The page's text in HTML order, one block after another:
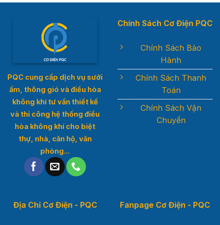
PQC cung cấp dịch vụ sưởi
ấm, thông gió và điều hòa
không khí tư vấn thiết kế
và thi công hệ thống điều
hòa không khí cho biệt
thự, nhà, căn hộ, văn
phòng...
Chính Sách Cơ Điện PQC
Chính Sách Bảo
Hành
Chính Sách Thanh
Toán
Chính Sách Vận
Chuyển
Địa Chỉ Cơ Điện - PQC Fanpage Cơ Điện - PQC